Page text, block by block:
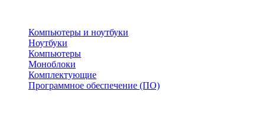
Компьютеры и ноутбуки
Ноутбуки
Компьютеры
Моноблоки
Комплектующие
Программное обеспечение (ПО)